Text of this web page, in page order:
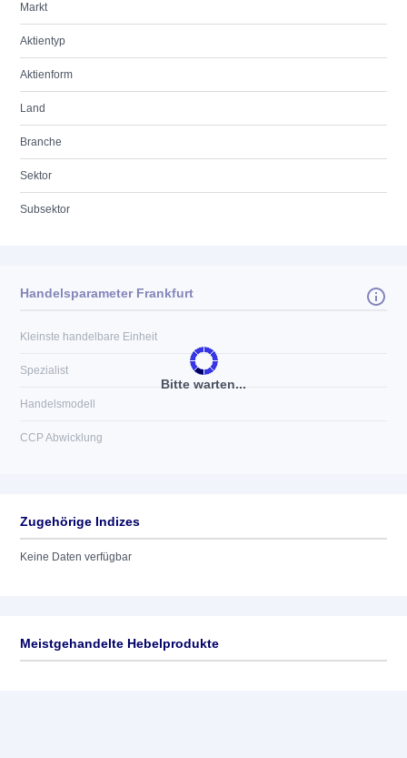
Markt
Aktientyp
Aktienform
Land
Branche
Sektor
Subsektor
Bitte warten...
Handelsparameter Frankfurt
Kleinste handelbare Einheit
Spezialist
Handelsmodell
CCP Abwicklung
Zugehörige Indizes
Keine Daten verfügbar
Meistgehandelte Hebelprodukte